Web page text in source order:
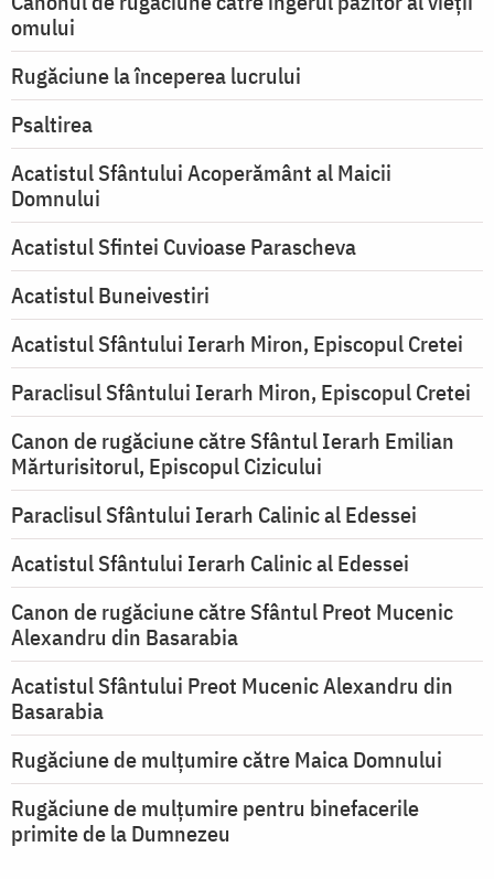
omului
Rugăciune la începerea lucrului
Psaltirea
Acatistul Sfântului Acoperământ al Maicii
Domnului
Acatistul Sfintei Cuvioase Parascheva
Acatistul Buneivestiri
Acatistul Sfântului Ierarh Miron, Episcopul Cretei
Paraclisul Sfântului Ierarh Miron, Episcopul Cretei
Canon de rugăciune către Sfântul Ierarh Emilian
Mărturisitorul, Episcopul Cizicului
Paraclisul Sfântului Ierarh Calinic al Edessei
Acatistul Sfântului Ierarh Calinic al Edessei
Canon de rugăciune către Sfântul Preot Mucenic
Alexandru din Basarabia
Acatistul Sfântului Preot Mucenic Alexandru din
Basarabia
Rugăciune de mulţumire către Maica Domnului
Rugăciune de mulțumire pentru binefacerile
primite de la Dumnezeu